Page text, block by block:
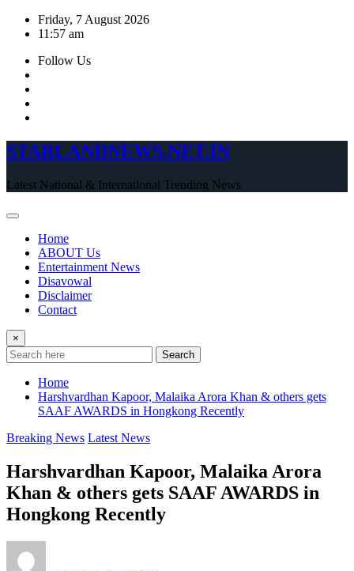
Skip
Friday, 7 August 2026
11:57 am
Follow Us
STARLANDNEWS.NET.IN
Latest National & International Trending News
Home
ABOUT Us
Entertainment News
Disavowal
Disclaimer
Contact
×
Search
Home
Harshvardhan Kapoor, Malaika Arora Khan & others gets
SAAF AWARDS in Hongkong Recently
Breaking News Latest News
Harshvardhan Kapoor, Malaika Arora
Khan & others gets SAAF AWARDS in
Hongkong Recently